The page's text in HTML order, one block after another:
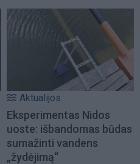
Aktualijos
Eksperimentas Nidos
uoste: išbandomas būdas
sumažinti vandens
„žydėjimą“